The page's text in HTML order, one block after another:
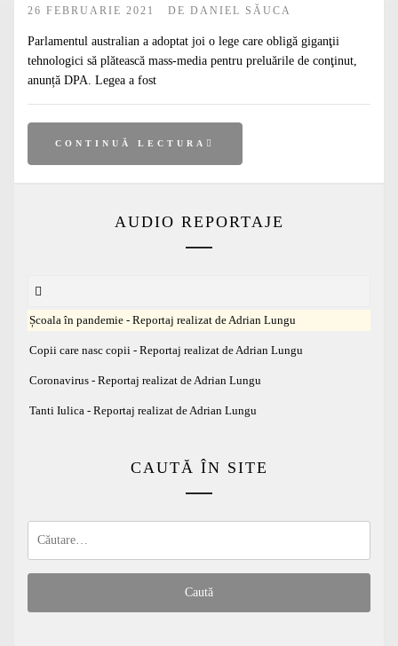
26 FEBRUARIE 2021 DE DANIEL SĂUCA
Parlamentul australian a adoptat joi o lege care obligă giganţii
tehnologici să plătească mass-media pentru preluările de conţinut,
anunță DPA. Legea a fost
CONTINUĂ LECTURA
AUDIO REPORTAJE
Școala în pandemie - Reportaj realizat de Adrian Lungu
Copii care nasc copii - Reportaj realizat de Adrian Lungu
Coronavirus - Reportaj realizat de Adrian Lungu
Tanti Iulica - Reportaj realizat de Adrian Lungu
CAUTĂ ÎN SITE